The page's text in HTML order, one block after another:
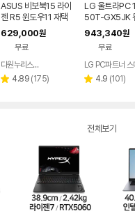
ASUS 비보북15 라이
젠 R5 윈도우11 재택
근무 싼 노트북
629,000원
무료
페이
다원누리스토어
별 4.89 리
(175)
LG 울트라PC
50T-GX5JK
PC 8G 256G
노트북
943,340원
무료
LG PC파트너 스
별 4.9 리
(101)
전체보기